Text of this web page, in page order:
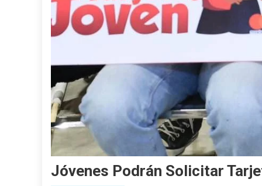
Jóvenes Podrán Solicitar